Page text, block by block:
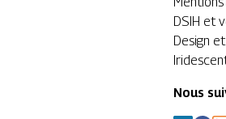
DSIH et
Design
Nous